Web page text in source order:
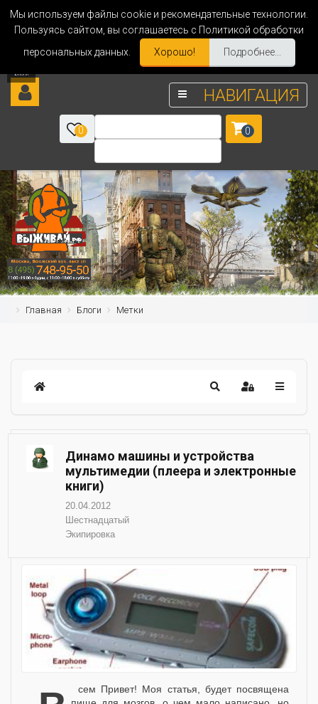
Мы используем файлы cookie и рекомендательные технологии.
Пользуясь сайтом, вы соглашаетесь с Политикой обработки
персональных данных.
Хорошо! Подробнее...
НАВИГАЦИЯ
0 0
Главная Блоги Метки
Динамо машины и устройства
мультимедии (плеера и электронные
книги)
20.04.2012
Шестнадцатый
Экипировка